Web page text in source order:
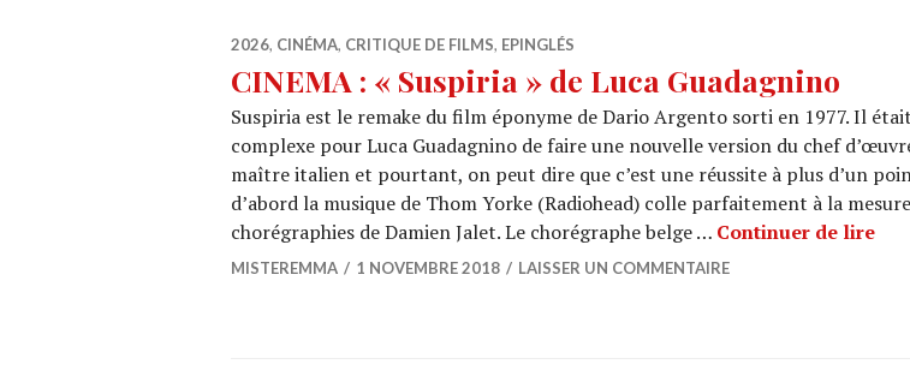
2026, CINÉMA, CRITIQUE DE FILMS, EPINGLÉS
CINEMA : « Suspiria » de Luca Guadagnino
Suspiria est le remake du film éponyme de Dario Argento sorti en 1977. Il
complexe pour Luca Guadagnino de faire une nouvelle version du chef
maître italien et pourtant, on peut dire que c’est une réussite à plus d’un
d’abord la musique de Thom Yorke (Radiohead) colle parfaitement à la
chorégraphies de Damien Jalet. Le chorégraphe belge … Continuer de lire
MISTEREMMA 1 NOVEMBRE 2018 LAISSER UN COMMENTAIRE